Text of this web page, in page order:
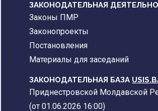
ЗАКОНОДАТЕЛЬНАЯ
Законы ПМР
Законопроекты
Постановления
Материалы для заседаний
ЗАКОНОДАТЕЛЬНАЯ БАЗА
Приднестровской Молдавской
(от 01.06.2026 16:00)